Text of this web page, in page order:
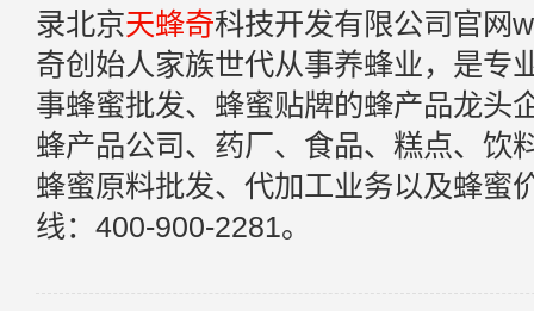
录北京天蜂奇科技开发有限公司官网
奇创始人家族世代从事养蜂业，是专
事蜂蜜批发、蜂蜜贴牌的蜂产品龙头
蜂产品公司、药厂、食品、糕点、饮
蜂蜜原料批发、代加工业务以及蜂蜜
线： 400-900-2281。